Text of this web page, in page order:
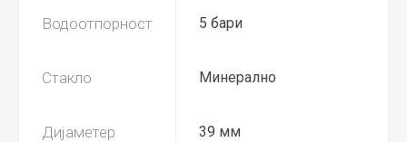
Водоотпорност 5 бари
Стакло Минерално
Дијаметер 39 мм